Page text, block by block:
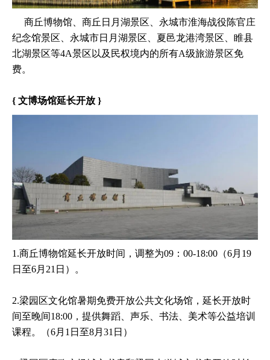
商丘博物馆、商丘日月湖景区、永城市淮海战役陈官庄
纪念馆景区、永城市日月湖景区、夏邑龙港湾景区、睢县
北湖景区等4A景区以及民权境内的所有A级旅游景区免
费。
{ 文博场馆延长开放 }
1.商丘博物馆延长开放时间，调整为09：00-18:00（6月19
日至6月21日）。
2.梁园区文化馆暑期免费开放公共文化场馆，延长开放时
间至晚间18:00，提供舞蹈、声乐、书法、美术等公益培训
课程。（6月1日至8月31日）